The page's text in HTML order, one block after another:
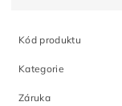
Kód produktu
Kategorie
Záruka